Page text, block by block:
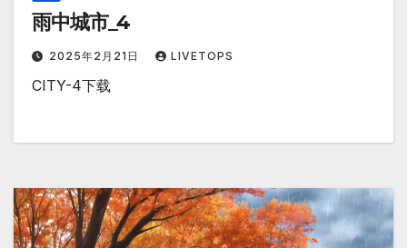
雨中城市_4
2025年2月21日 LIVETOPS
CITY-4下载